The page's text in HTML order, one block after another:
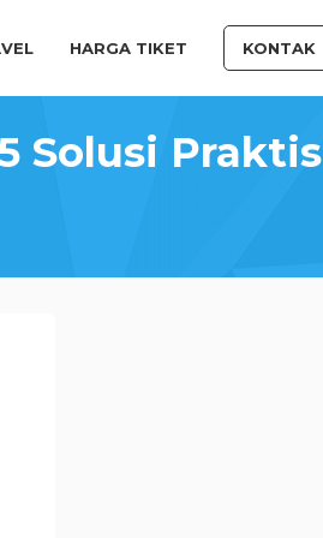
HARGA TIKET KONTAK
Solusi Praktis